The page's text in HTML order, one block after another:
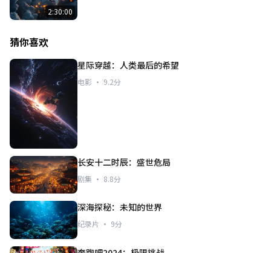
2:30:00
猜你喜欢
星际穿越：人类最后的希望
电影 · 9.2分
长安十二时辰：盛世危局
剧集 · 8.8分
深海探秘：未知的世界
纪录片 · 9分